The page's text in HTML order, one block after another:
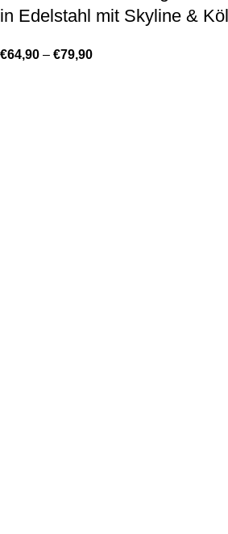
in Edelstahl mit Skyline &
€64,90 – €79,90